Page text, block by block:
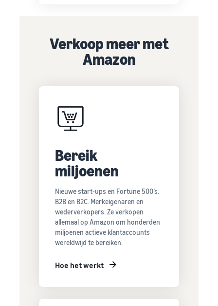
Verkoop meer met
Amazon
Bereik
miljoenen
Nieuwe start-ups en Fortune 500’s.
B2B en B2C. Merkeigenaren en
wederverkopers. Ze verkopen
allemaal op Amazon om honderden
miljoenen actieve klantaccounts
wereldwijd te bereiken.
Hoe het werkt